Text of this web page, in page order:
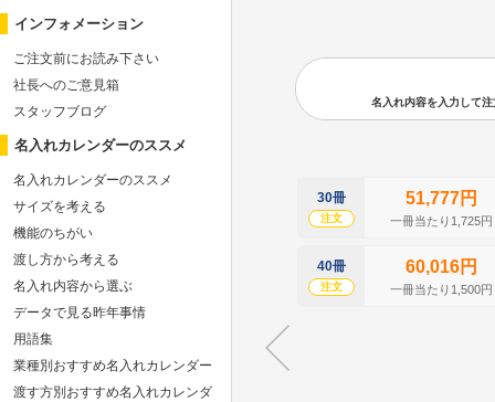
名入れ内容を入力して
30冊
注文
51,777円
一冊当たり1,725円
40冊
注文
60,016円
一冊当たり1,500円
インフォメーション
ご注文前にお読み下さい
社長へのご意見箱
スタッフブログ
名入れカレンダーのススメ
名入れカレンダーのススメ
サイズを考える
機能のちがい
渡し方から考える
名入れ内容から選ぶ
データで見る昨年事情
用語集
業種別おすすめ名入れカレンダー
渡す方別おすすめ名入れカレンダ